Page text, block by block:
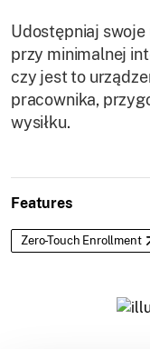
Udostępniaj swoje
przy minimalnej
czy jest to
pracownika,
wysiłku.
Features
Zero-Touch Enrollment